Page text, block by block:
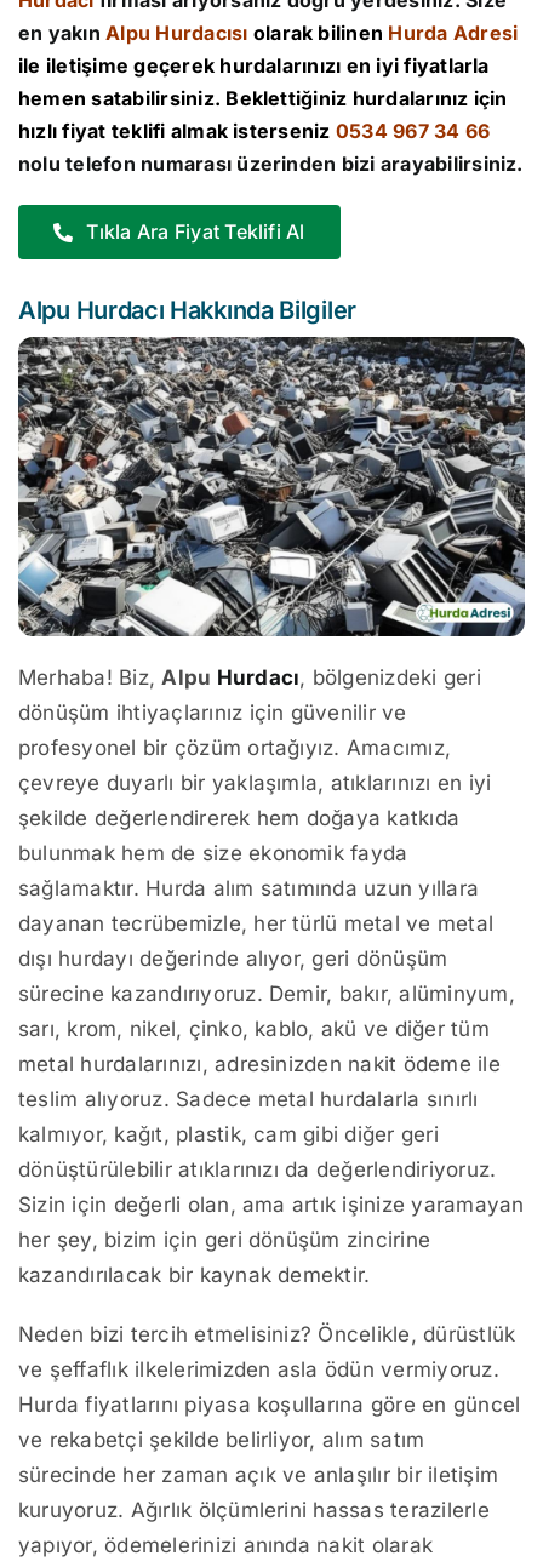
en yakınAlpu Hurdacısı olarak bilinen Hurda Adresi
ile iletişime geçerek hurdalarınızı en iyi fiyatlarla
hemen satabilirsiniz. Beklettiğiniz hurdalarınız için
hızlı fiyat teklifi almak isterseniz 0534 967 34 66
nolu telefon numarası üzerinden bizi arayabilirsiniz.
Tıkla Ara Fiyat Teklifi Al
Alpu Hurdacı Hakkında Bilgiler
Merhaba! Biz,Alpu Hurdacı, bölgenizdeki geri
dönüşüm ihtiyaçlarınız için güvenilir ve
profesyonel bir çözüm ortağıyız. Amacımız,
çevreye duyarlı bir yaklaşımla, atıklarınızı en iyi
şekilde değerlendirerek hem doğaya katkıda
bulunmak hem de size ekonomik fayda
sağlamaktır. Hurda alım satımında uzun yıllara
dayanan tecrübemizle, her türlü metal ve metal
dışı hurdayı değerinde alıyor, geri dönüşüm
sürecine kazandırıyoruz. Demir, bakır, alüminyum,
sarı, krom, nikel, çinko, kablo, akü ve diğer tüm
metal hurdalarınızı, adresinizden nakit ödeme ile
teslim alıyoruz. Sadece metal hurdalarla sınırlı
kalmıyor, kağıt, plastik, cam gibi diğer geri
dönüştürülebilir atıklarınızı da değerlendiriyoruz.
Sizin için değerli olan, ama artık işinize yaramayan
her şey, bizim için geri dönüşüm zincirine
kazandırılacak bir kaynak demektir.
Neden bizi tercih etmelisiniz? Öncelikle, dürüstlük
ve şeffaflık ilkelerimizden asla ödün vermiyoruz.
Hurda fiyatlarını piyasa koşullarına göre en güncel
ve rekabetçi şekilde belirliyor, alım satım
sürecinde her zaman açık ve anlaşılır bir iletişim
kuruyoruz. Ağırlık ölçümlerini hassas terazilerle
yapıyor, ödemelerinizi anında nakit olarak